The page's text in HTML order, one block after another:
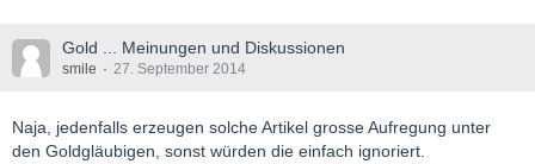
Gold ... Meinungen und Diskussionen
smile 27. September 2014
Naja, jedenfalls erzeugen solche Artikel grosse Aufregung unter
den Goldgläubigen, sonst würden die einfach ignoriert.